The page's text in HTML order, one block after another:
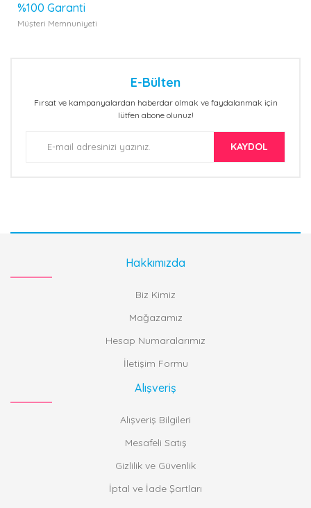
%100 Garanti
Müşteri Memnuniyeti
E-Bülten
Fırsat ve kampanyalardan haberdar olmak ve faydalanmak için
lütfen abone olunuz!
KAYDOL
Hakkımızda
Biz Kimiz
Mağazamız
Hesap Numaralarımız
İletişim Formu
Alışveriş
Alışveriş Bilgileri
Mesafeli Satış
Gizlilik ve Güvenlik
İptal ve İade Şartları